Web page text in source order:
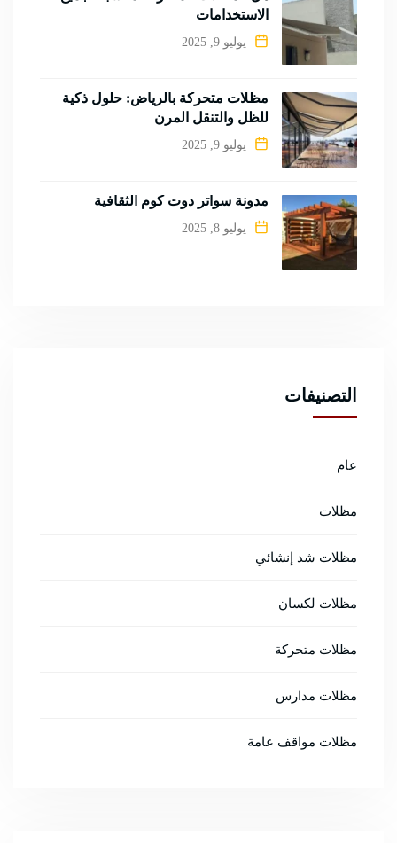
الاستخدامات
يوليو 9, 2025
مظلات متحركة بالرياض: حلول ذكية
للظل والتنقل المرن
يوليو 9, 2025
مدونة سواتر دوت كوم الثقافية
يوليو 8, 2025
التصنيفات
عام
مظلات
مظلات شد إنشائي
مظلات لكسان
مظلات متحركة
مظلات مدارس
مظلات مواقف عامة